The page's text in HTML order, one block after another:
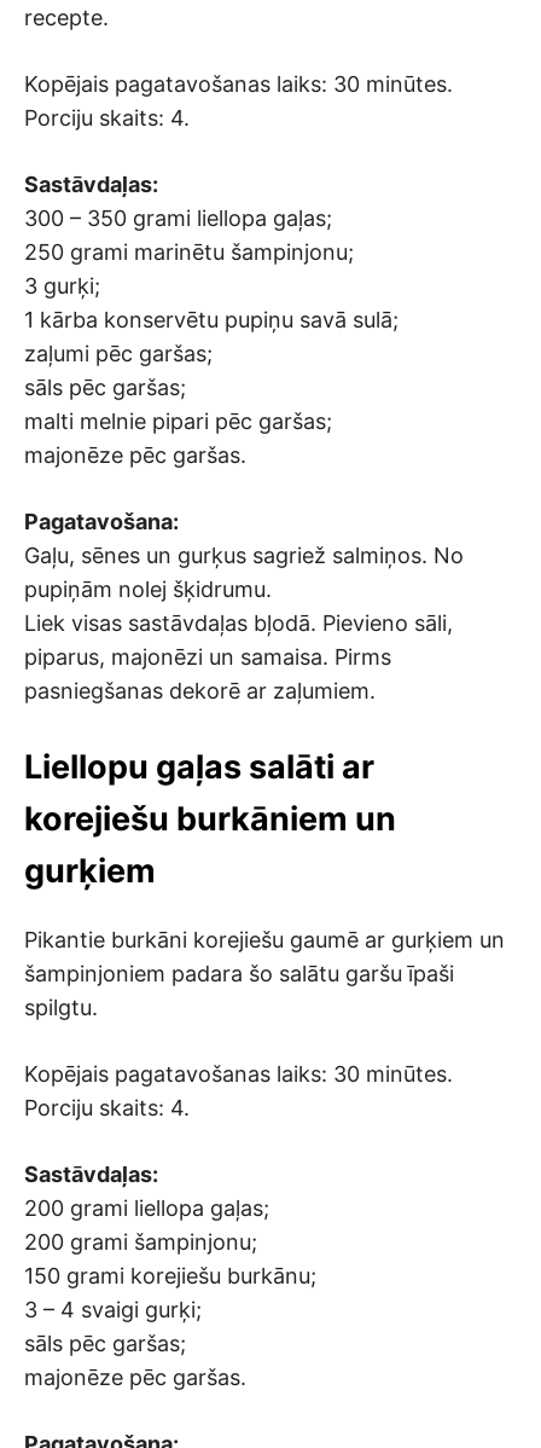
recepte.
Kopējais pagatavošanas laiks: 30 minūtes.
Porciju skaits: 4.
Sastāvdaļas:
300 – 350 grami liellopa gaļas;
250 grami marinētu šampinjonu;
3 gurķi;
1 kārba konservētu pupiņu savā sulā;
zaļumi pēc garšas;
sāls pēc garšas;
malti melnie pipari pēc garšas;
majonēze pēc garšas.
Pagatavošana:
Gaļu, sēnes un gurķus sagriež salmiņos. No
pupiņām nolej šķidrumu.
Liek visas sastāvdaļas bļodā. Pievieno sāli,
piparus, majonēzi un samaisa. Pirms
pasniegšanas dekorē ar zaļumiem.
Liellopu gaļas salāti ar
korejiešu burkāniem un
gurķiem
Pikantie burkāni korejiešu gaumē ar gurķiem un
šampinjoniem padara šo salātu garšu īpaši
spilgtu.
Kopējais pagatavošanas laiks: 30 minūtes.
Porciju skaits: 4.
Sastāvdaļas:
200 grami liellopa gaļas;
200 grami šampinjonu;
150 grami korejiešu burkānu;
3 – 4 svaigi gurķi;
sāls pēc garšas;
majonēze pēc garšas.